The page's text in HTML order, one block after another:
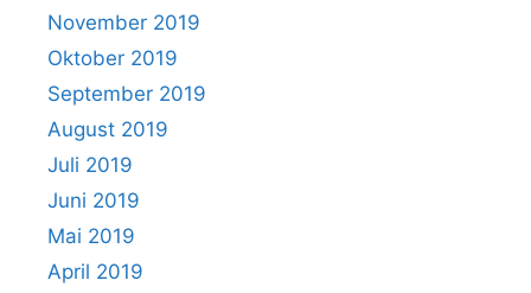
November 2019
Oktober 2019
September 2019
August 2019
Juli 2019
Juni 2019
Mai 2019
April 2019